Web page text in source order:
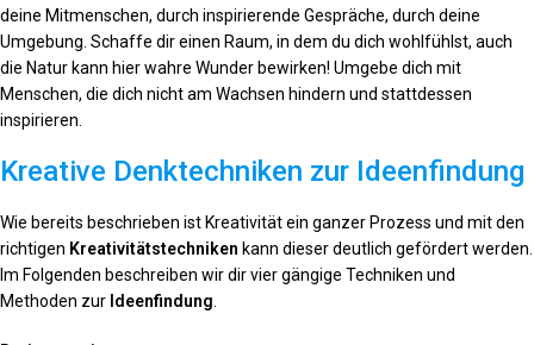
deine Mitmenschen, durch inspirierende Gespräche, durch deine
Umgebung. Schaffe dir einen Raum, in dem du dich wohlfühlst, auch
die Natur kann hier wahre Wunder bewirken! Umgebe dich mit
Menschen, die dich nicht am Wachsen hindern und stattdessen
inspirieren.
Kreative Denktechniken zur Ideenfindung
Wie bereits beschrieben ist Kreativität ein ganzer Prozess und mit den
richtigen Kreativitätstechniken kann dieser deutlich gefördert werden.
Im Folgenden beschreiben wir dir vier gängige Techniken und
Methoden zur Ideenfindung